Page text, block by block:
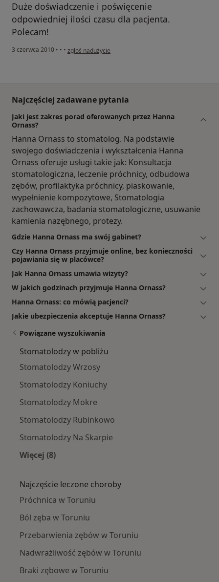
Duże doświadczenie i poświęcenie
odpowiedniej ilości czasu dla pacjenta.
Polecam!
3 czerwca 2010 • • • w opinii użytkownika Gość
zgłoś nadużycie
Najczęściej zadawane pytania
Jaki jest zakres porad oferowanych przez Hanna
Ornass?
Hanna Ornass to stomatolog. Na podstawie
swojego doświadczenia i wykształcenia Hanna
Ornass oferuje usługi takie jak: Konsultacja
stomatologiczna, leczenie próchnicy, odbudowa
zębów, profilaktyka próchnicy, piaskowanie,
wypełnienie kompozytowe, Stomatologia
zachowawcza, badania stomatologiczne, usuwanie
kamienia nazębnego, protezy.
Gdzie Hanna Ornass ma swój gabinet?
Czy Hanna Ornass przyjmuje online, bez konieczności
pojawiania się w placówce?
Jak Hanna Ornass umawia wizyty?
W jakich godzinach przyjmuje Hanna Ornass?
Hanna Ornass: co mówią pacjenci?
Jakie ubezpieczenia akceptuje Hanna Ornass?
Powiązane wyszukiwania
Stomatolodzy w pobliżu
Stomatolodzy Wrzosy
Stomatolodzy Koniuchy
Stomatolodzy Mokre
Stomatolodzy Rubinkowo
Stomatolodzy Na Skarpie
Więcej (8)
Najczęście leczone choroby
Próchnica w Toruniu
Ból zęba w Toruniu
Przebarwienia zębów w Toruniu
Nadwrażliwość zębów w Toruniu
Braki zębowe w Toruniu